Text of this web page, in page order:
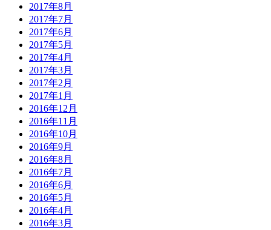
2017年8月
2017年7月
2017年6月
2017年5月
2017年4月
2017年3月
2017年2月
2017年1月
2016年12月
2016年11月
2016年10月
2016年9月
2016年8月
2016年7月
2016年6月
2016年5月
2016年4月
2016年3月